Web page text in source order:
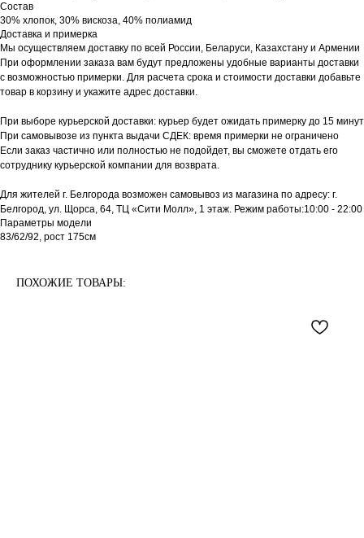
Состав
30% хлопок, 30% вискоза, 40% полиамид
Доставка и примерка
Мы осуществляем доставку по всей России, Беларуси, Казахстану и Армении
При оформлении заказа вам будут предложены удобные варианты доставки
с возможностью примерки. Для расчета срока и стоимости доставки добавьте
товар в корзину и укажите адрес доставки.
При выборе курьерской доставки: курьер будет ожидать примерку до 15 минут
При самовывозе из пункта выдачи СДЕК: время примерки не ограничено
Если заказ частично или полностью не подойдет, вы сможете отдать его
сотруднику курьерской компании для возврата.
Для жителей г. Белгорода возможен самовывоз из магазина по адресу: г.
Белгород, ул. Щорса, 64, ТЦ «Сити Молл», 1 этаж. Режим работы:10:00 - 22:00
Параметры модели
83/62/92, рост 175см
ПОХОЖИЕ ТОВАРЫ: